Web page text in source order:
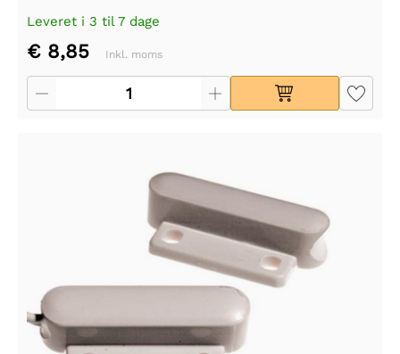
Leveret i 3 til 7 dage
€ 8,85 Inkl. moms